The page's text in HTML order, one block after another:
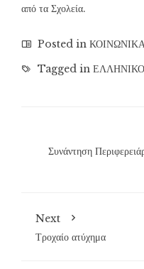
από τα Σχολεία.
Posted in
Tagged in
Συνάντηση
Next
Τροχαίο ατύχημα